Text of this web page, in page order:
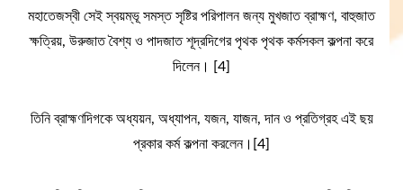
মহাতেজস্বী সেই স্বয়ম্ভূ সমস্ত সৃষ্টির পরিপালন জন্য মুখজাত ব্রাহ্মণ, বাহুজাত
ক্ষত্রিয়, উরুজাত বৈশ্য ও পাদজাত শূদ্রদিগের পৃথক পৃথক কর্মসকল কল্পনা করে
দিলেন। [4]
তিনি ব্রাহ্মণদিগকে অধ্যয়ন, অধ্যাপন, যজন, যাজন, দান ও প্রতিগ্রহ এই ছয়
প্রকার কর্ম কল্পনা করলেন।[4]